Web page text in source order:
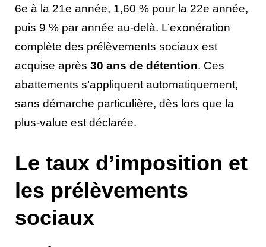
6e à la 21e année, 1,60 % pour la 22e année,
puis 9 % par année au-delà. L’exonération
complète des prélèvements sociaux est
acquise après 30 ans de détention. Ces
abattements s’appliquent automatiquement,
sans démarche particulière, dès lors que la
plus-value est déclarée.
Le taux d’imposition et
les prélèvements
sociaux